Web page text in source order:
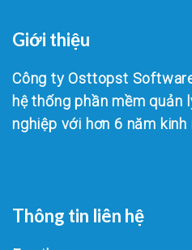
Giới thiệu
Công ty Osttopst
hệ thống phần mềm quản
nghiệp với hơn 6 năm kinh
Thông tin liên hệ